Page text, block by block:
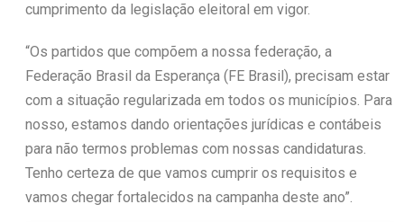
cumprimento da legislação eleitoral em vigor.
“Os partidos que compõem a nossa federação, a
Federação Brasil da Esperança (FE Brasil), precisam estar
com a situação regularizada em todos os municípios. Para
nosso, estamos dando orientações jurídicas e contábeis
para não termos problemas com nossas candidaturas.
Tenho certeza de que vamos cumprir os requisitos e
vamos chegar fortalecidos na campanha deste ano”.